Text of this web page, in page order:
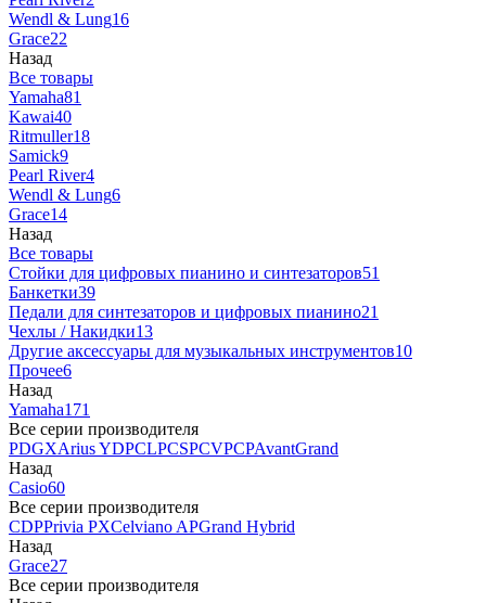
Wendl & Lung16
Grace22
Назад
Все товары
Yamaha81
Kawai40
Ritmuller18
Samick9
Pearl River4
Wendl & Lung6
Grace14
Назад
Все товары
Стойки для цифровых пианино и синтезаторов51
Банкетки39
Педали для синтезаторов и цифровых пианино21
Чехлы / Накидки13
Другие аксессуары для музыкальных инструментов10
Прочее6
Назад
Yamaha171
Все серии производителя
PDGXArius YDPCLPCSPCVPCPAvantGrand
Назад
Casio60
Все серии производителя
CDPPrivia PXCelviano APGrand Hybrid
Назад
Grace27
Все серии производителя